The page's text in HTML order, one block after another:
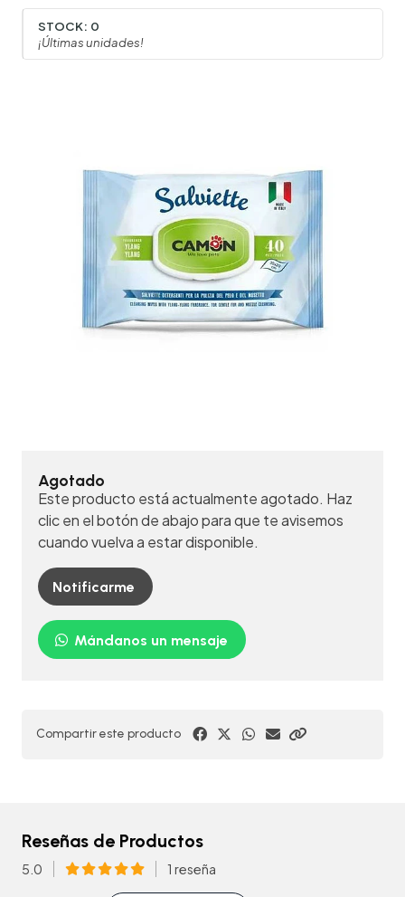
STOCK: 0
¡Últimas unidades!
Agotado
Este producto está actualmente agotado. Haz
clic en el botón de abajo para que te avisemos
cuando vuelva a estar disponible.
Notificarme
Mándanos un mensaje
Compartir este producto
Reseñas de Productos
5.0 1 reseña